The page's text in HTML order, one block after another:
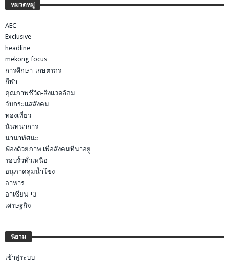
หมวดหมู่
AEC
Exclusive
headline
mekong focus
การศึกษา-เกษตรกร
กีฬา
คุณภาพชีวิต-สิ่งแวดล้อม
จับกระแสสังคม
ท่องเที่ยว
นันทนาการ
นานาทัศนะ
ฟ้องด้วยภาพ เพื่อสังคมที่น่าอยู่
รอบรั้วทั่วเหนือ
อนุภาคลุ่มน้ำโขง
อาหาร
อาเซียน +3
เศรษฐกิจ
นิยาม
เข้าสู่ระบบ